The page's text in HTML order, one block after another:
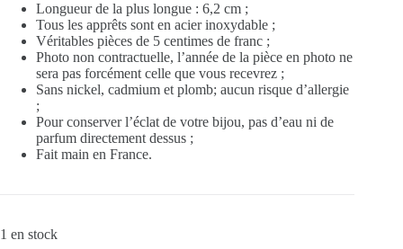
Longueur de la plus longue : 6,2 cm ;
Tous les apprêts sont en acier inoxydable ;
Véritables pièces de 5 centimes de franc ;
Photo non contractuelle, l’année de la pièce en photo ne
sera pas forcément celle que vous recevrez ;
Sans nickel, cadmium et plomb; aucun risque d’allergie
;
Pour conserver l’éclat de votre bijou, pas d’eau ni de
parfum directement dessus ;
Fait main en France.
1 en stock